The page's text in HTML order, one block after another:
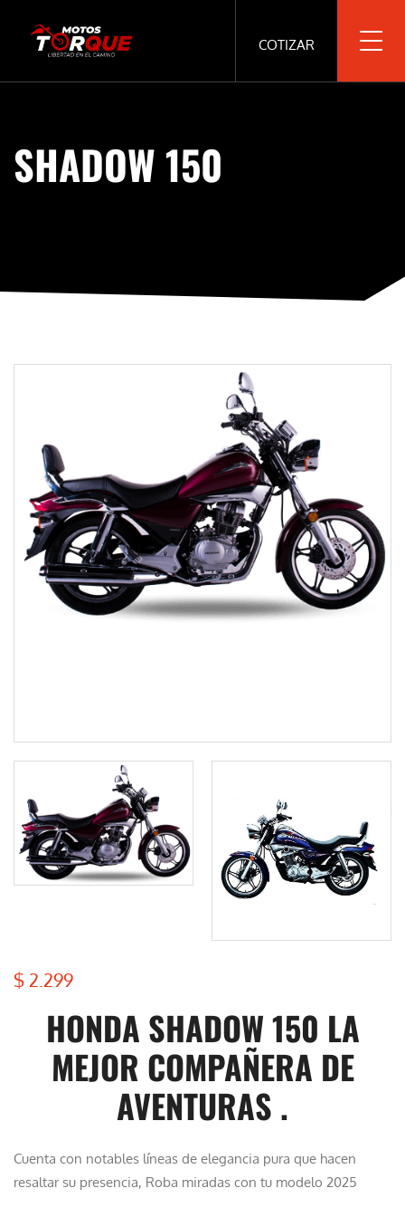
COTIZAR
SHADOW 150
$ 2.299
HONDA SHADOW 150 LA
MEJOR COMPAÑERA DE
AVENTURAS .
Cuenta con notables líneas de elegancia pura que hacen
resaltar su presencia, Roba miradas con tu modelo 2025